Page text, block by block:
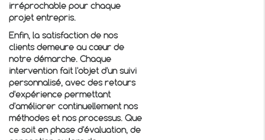
irréprochable pour chaque
projet entrepris.
Enfin, la satisfaction de nos
clients demeure au cœur de
notre démarche. Chaque
intervention fait l'objet d'un suivi
personnalisé, avec des retours
d'expérience permettant
d'améliorer continuellement nos
méthodes et nos processus. Que
ce soit en phase d'évaluation, de